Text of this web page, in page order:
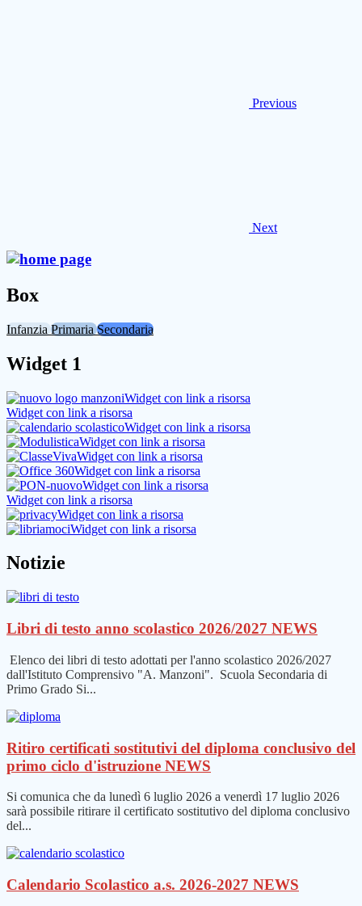
Previous
Next
Box
InfanziaPrimariaSecondaria
Widget 1
Widget con link a risorsa
Widget con link a risorsa
Widget con link a risorsa
Widget con link a risorsa
Widget con link a risorsa
Widget con link a risorsa
Widget con link a risorsa
Widget con link a risorsa
Widget con link a risorsa
Widget con link a risorsa
Notizie
Libri di testo anno scolastico 2026/2027 NEWS
Elenco dei libri di testo adottati per l'anno scolastico 2026/2027
dall'Istituto Comprensivo "A. Manzoni". Scuola Secondaria di
Primo Grado Si...
Ritiro certificati sostitutivi del diploma conclusivo del
primo ciclo d'istruzione NEWS
Si comunica che da lunedì 6 luglio 2026 a venerdì 17 luglio 2026
sarà possibile ritirare il certificato sostitutivo del diploma conclusivo
del...
Calendario Scolastico a.s. 2026-2027 NEWS